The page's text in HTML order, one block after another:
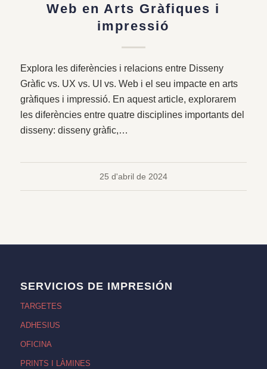
Web en Arts Gràfiques i
impressió
Explora les diferències i relacions entre Disseny
Gràfic vs. UX vs. UI vs. Web i el seu impacte en arts
gràfiques i impressió. En aquest article, explorarem
les diferències entre quatre disciplines importants del
disseny: disseny gràfic,…
25 d'abril de 2024
SERVICIOS DE IMPRESIÓN
TARGETES
ADHESIUS
OFICINA
PRINTS I LÀMINES